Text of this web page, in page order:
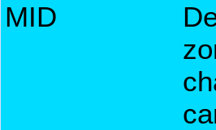
MID